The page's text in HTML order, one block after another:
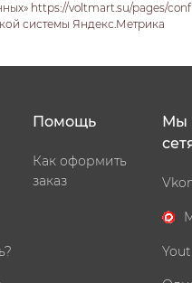
https://voltmart.su/pages/
системы Яндекс.Метрика
Помощь
Как оформить
заказ
Мы